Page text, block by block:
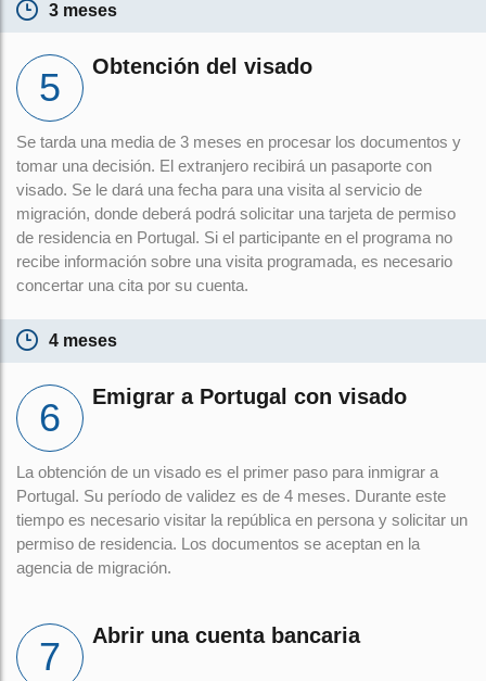
3 meses
Obtención del visado
Se tarda una media de 3 meses en procesar los documentos y
tomar una decisión. El extranjero recibirá un pasaporte con
visado. Se le dará una fecha para una visita al servicio de
migración, donde deberá podrá solicitar una tarjeta de permiso
de residencia en Portugal. Si el participante en el programa no
recibe información sobre una visita programada, es necesario
concertar una cita por su cuenta.
4 meses
Emigrar a Portugal con visado
La obtención de un visado es el primer paso para inmigrar a
Portugal. Su período de validez es de 4 meses. Durante este
tiempo es necesario visitar la república en persona y solicitar un
permiso de residencia. Los documentos se aceptan en la
agencia de migración.
Abrir una cuenta bancaria